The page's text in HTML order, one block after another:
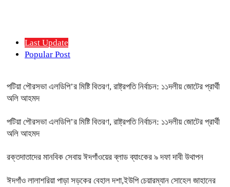
Last Update
Popular Post
পটিয়া পৌরসভা এলডিপি’র মিষ্টি বিতরণ, রাষ্ট্রপতি নির্বাচন: ১১দলীয় জোটের প্রার্থী
অলি আহমদ
পটিয়া পৌরসভা এলডিপি’র মিষ্টি বিতরণ, রাষ্ট্রপতি নির্বাচন: ১১দলীয় জোটের প্রার্থী
অলি আহমদ
রক্তদাতাদের মানবিক সেবায় ঈদগাঁওয়ের ব্লাড ব্যাংকের ৯ দফা দাবী উথাপন
ঈদগাঁও লালাশরিয়া পাড়া সড়কের বেহাল দশা,ইউপি চেয়ারম্যান সোহেল জাহানের